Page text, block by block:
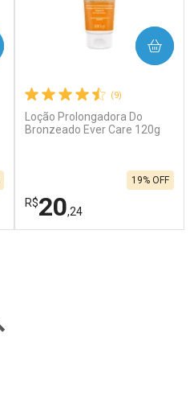
(9)
Loção Prolongadora Do
Bronzeado Ever Care 120g
R$20,24
19% OFF
COMPRAR